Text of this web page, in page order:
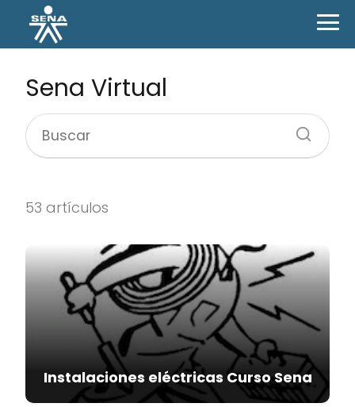
Sena Virtual
53 artículos
Instalaciones eléctricas Curso Sena